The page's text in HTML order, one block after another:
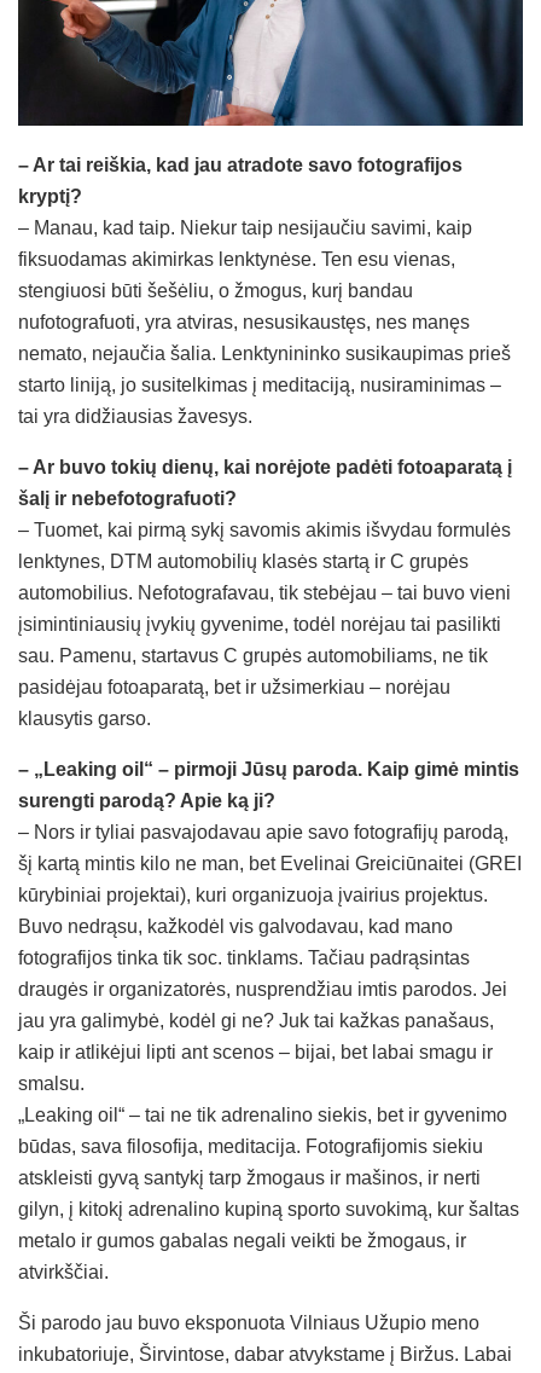
– Ar tai reiškia, kad jau atradote savo fotografijos
kryptį?
– Manau, kad taip. Niekur taip nesijaučiu savimi, kaip
fiksuodamas akimirkas lenktynėse. Ten esu vienas,
stengiuosi būti šešėliu, o žmogus, kurį bandau
nufotografuoti, yra atviras, nesusikaustęs, nes manęs
nemato, nejaučia šalia. Lenktynininko susikaupimas prieš
starto liniją, jo susitelkimas į meditaciją, nusiraminimas –
tai yra didžiausias žavesys.
– Ar buvo tokių dienų, kai norėjote padėti fotoaparatą į
šalį ir nebefotografuoti?
– Tuomet, kai pirmą sykį savomis akimis išvydau formulės
lenktynes, DTM automobilių klasės startą ir C grupės
automobilius. Nefotografavau, tik stebėjau – tai buvo vieni
įsimintiniausių įvykių gyvenime, todėl norėjau tai pasilikti
sau. Pamenu, startavus C grupės automobiliams, ne tik
pasidėjau fotoaparatą, bet ir užsimerkiau – norėjau
klausytis garso.
– „Leaking oil“ – pirmoji Jūsų paroda. Kaip gimė mintis
surengti parodą? Apie ką ji?
– Nors ir tyliai pasvajodavau apie savo fotografijų parodą,
šį kartą mintis kilo ne man, bet Evelinai Greiciūnaitei (GREI
kūrybiniai projektai), kuri organizuoja įvairius projektus.
Buvo nedrąsu, kažkodėl vis galvodavau, kad mano
fotografijos tinka tik soc. tinklams. Tačiau padrąsintas
draugės ir organizatorės, nusprendžiau imtis parodos. Jei
jau yra galimybė, kodėl gi ne? Juk tai kažkas panašaus,
kaip ir atlikėjui lipti ant scenos – bijai, bet labai smagu ir
smalsu.
„Leaking oil“ – tai ne tik adrenalino siekis, bet ir gyvenimo
būdas, sava filosofija, meditacija. Fotografijomis siekiu
atskleisti gyvą santykį tarp žmogaus ir mašinos, ir nerti
gilyn, į kitokį adrenalino kupiną sporto suvokimą, kur šaltas
metalo ir gumos gabalas negali veikti be žmogaus, ir
atvirkščiai.
Ši parodo jau buvo eksponuota Vilniaus Užupio meno
inkubatoriuje, Širvintose, dabar atvykstame į Biržus. Labai